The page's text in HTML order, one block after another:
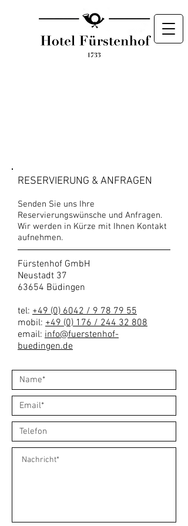
RESERVIERUNG & ANFRAGEN
Senden Sie uns Ihre
Reservierungswünsche und Anfragen.
Wir werden in Kürze mit Ihnen Kontakt
aufnehmen.
Fürstenhof GmbH
Neustadt 37
63654 Büdingen
tel: +49 (0) 6042 / 9 78 79 55
mobil: +49 (0) 176 / 244 32 808
email: info@fuerstenhof-
buedingen.de